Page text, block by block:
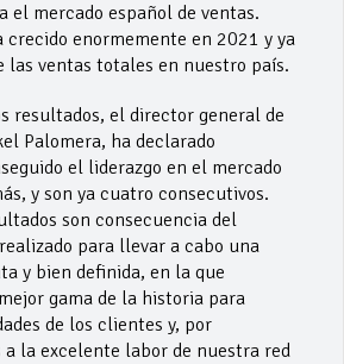
el mercado español de ventas.
crecido enormemente en 2021 y ya
las ventas totales en nuestro país.
resultados, el director general de
Palomera, ha declarado
el liderazgo en el mercado
y son ya cuatro consecutivos.
son consecuencia del
para llevar a cabo una
y bien definida, en la que
gama de la historia para
de los clientes y, por
a la excelente labor de nuestra red